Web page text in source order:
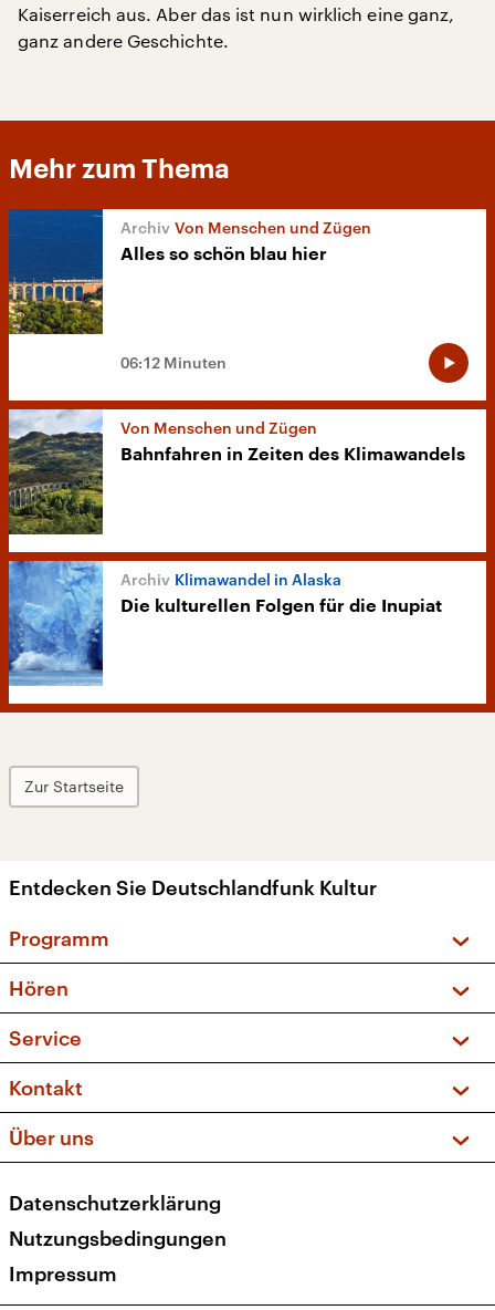
Kaiserreich aus. Aber das ist nun wirklich eine ganz,
ganz andere Geschichte.
Mehr zum Thema
Von Menschen und Zügen
Alles so schön blau hier
06:12 Minuten
Von Menschen und Zügen
Bahnfahren in Zeiten des Klimawandels
Klimawandel in Alaska
Die kulturellen Folgen für die Inupiat
Zur Startseite
Entdecken Sie Deutschlandfunk Kultur
Programm
Sendungen und Podcasts
Musikliste
Kakadu – Das Kinderprogramm
Hören
Frequenzen (UKW + DAB+)
Service
FAQ
Apps
Newsletter
Veranstaltungen
Kontakt
Social Media
Über uns
Presse
Karriere
Transparenz
Datenschutzerklärung
Nutzungsbedingungen
Impressum